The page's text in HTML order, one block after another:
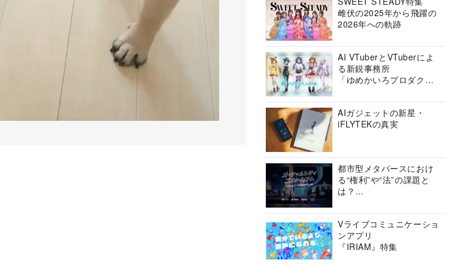
雌伏の2025年から飛躍の
2026年への軌跡
AI VTuberとVTuberによ
る新鋭事務所
「ゆめかいろプロダクシ
AIガジェットの新星・
iFLYTEKの真実
都市型メタバースにおけ
る“権利”や“法”の課題と
は？
ーシアムの挑戦に迫る
Vライブコミュニケーショ
ンアプリ
『IRIAM』特集